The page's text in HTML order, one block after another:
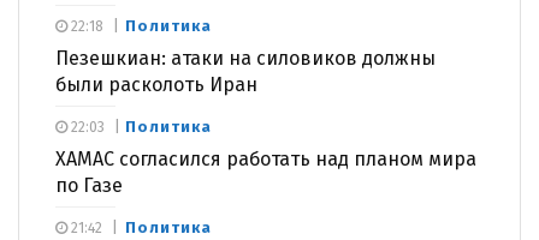
Политика
Пезешкиан: атаки на силовиков должны
были расколоть Иран
22:18
Политика
ХАМАС согласился работать над планом мира
по Газе
22:03
Политика
21:42